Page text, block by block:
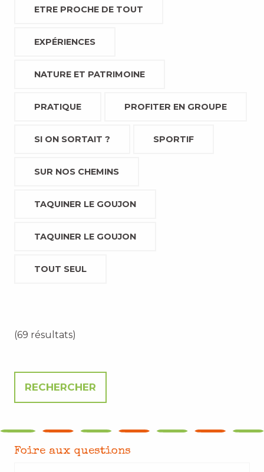
ETRE PROCHE DE TOUT
EXPÉRIENCES
NATURE ET PATRIMOINE
PRATIQUE PROFITER EN GROUPE
SI ON SORTAIT ? SPORTIF
SUR NOS CHEMINS
TAQUINER LE GOUJON
TAQUINER LE GOUJON
TOUT SEUL
(69 résultats)
Foire aux questions